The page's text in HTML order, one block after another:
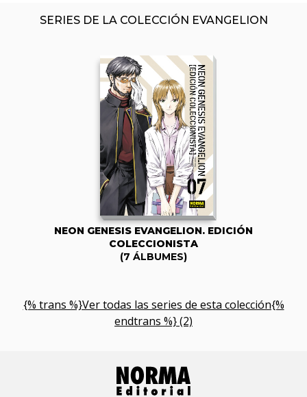
SERIES DE LA COLECCIÓN EVANGELION
NEON GENESIS EVANGELION. EDICIÓN
COLECCIONISTA
(7 ÁLBUMES)
{% trans %}Ver todas las series de esta colección{%
endtrans %} (2)